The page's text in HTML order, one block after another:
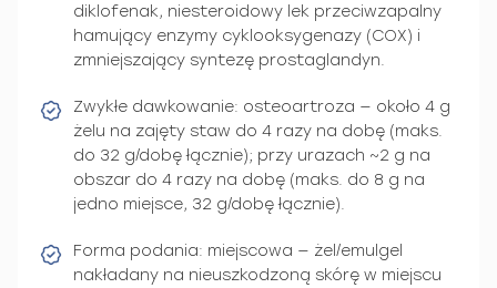
diklofenak, niesteroidowy lek przeciwzapalny
hamujący enzymy cyklooksygenazy (COX) i
zmniejszający syntezę prostaglandyn.
Zwykłe dawkowanie: osteoartroza — około 4 g
żelu na zajęty staw do 4 razy na dobę (maks.
do 32 g/dobę łącznie); przy urazach ~2 g na
obszar do 4 razy na dobę (maks. do 8 g na
jedno miejsce, 32 g/dobę łącznie).
Forma podania: miejscowa — żel/emulgel
nakładany na nieuszkodzoną skórę w miejscu